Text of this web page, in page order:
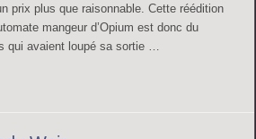
prix plus que raisonnable. Cette réédition
mangeur d’Opium est donc du
qui avaient loupé sa sortie …